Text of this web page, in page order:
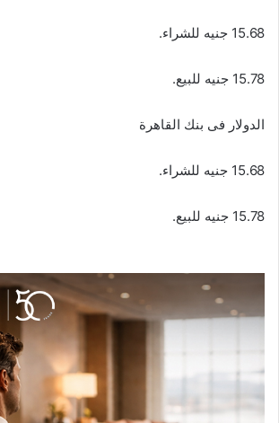
15.68 جنيه للشراء.
15.78 جنيه للبيع.
الدولار فى بنك القاهرة
15.68 جنيه للشراء.
15.78 جنيه للبيع.